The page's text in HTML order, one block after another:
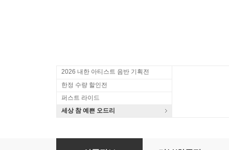
2026 내한 아티스트 음반 기획전
한정 수량 할인전
퍼스트 라이드
세상 참 예쁜 오드리
더보이즈 (THE BOYZ) - 일본 정규 3집